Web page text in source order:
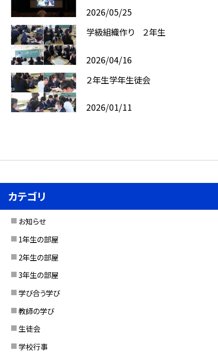
2026/05/25
学級組織作り ２年生
2026/04/16
２年生学年生徒会
2026/01/11
カテゴリ
お知らせ
1年生の部屋
2年生の部屋
3年生の部屋
学び合う学び
教師の学び
生徒会
学校行事